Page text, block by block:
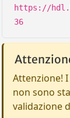
https://
36
Attenzione!
non sono
validazione